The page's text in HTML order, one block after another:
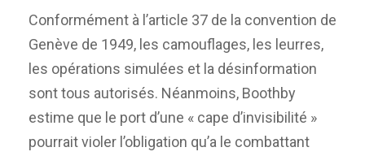
Conformément à l’article 37 de la convention de
Genève de 1949, les camouflages, les leurres,
les opérations simulées et la désinformation
sont tous autorisés. Néanmoins, Boothby
estime que le port d’une « cape d’invisibilité »
pourrait violer l’obligation qu’a le combattant